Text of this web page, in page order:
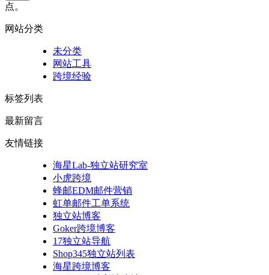
点。
网站分类
未分类
网站工具
跨境经验
标签列表
最新留言
友情链接
海星Lab-独立站研究室
小虎跨境
蜂邮EDM邮件营销
虹单邮件工单系统
独立站博客
Goker跨境博客
17独立站导航
Shop345独立站列表
海星跨境博客